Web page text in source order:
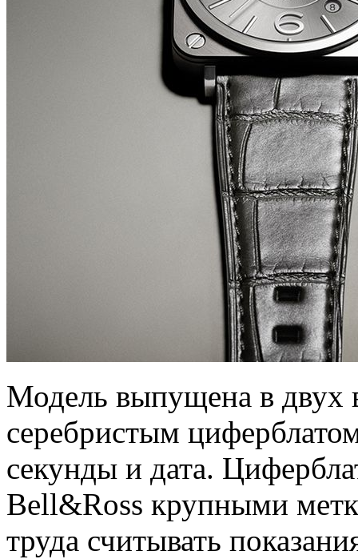
Модель выпущена в двух
серебристым
секунды и дата.
Bell&Ross крупными
труда считывать